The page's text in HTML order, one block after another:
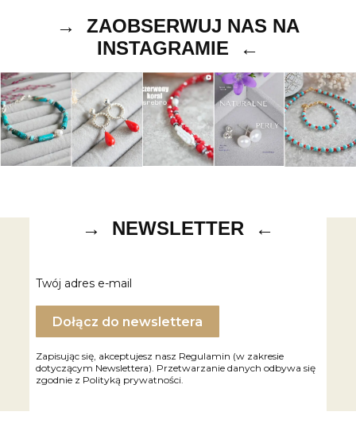
→ ZAOBSERWUJ NAS NA
INSTAGRAMIE ←
→ NEWSLETTER ←
Twój adres e-mail
Dołącz do newslettera
Zapisując się, akceptujesz nasz Regulamin (w zakresie
dotyczącym Newslettera). Przetwarzanie danych odbywa się
zgodnie z Polityką prywatności.